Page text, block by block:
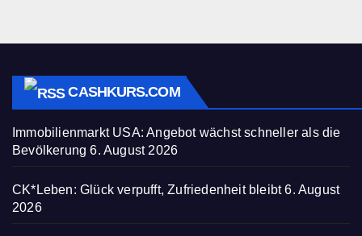
CASHKURS.COM
Immobilienmarkt USA: Angebot wächst schneller als die
Bevölkerung 6. August 2026
CK*Leben: Glück verpufft, Zufriedenheit bleibt 6. August
2026